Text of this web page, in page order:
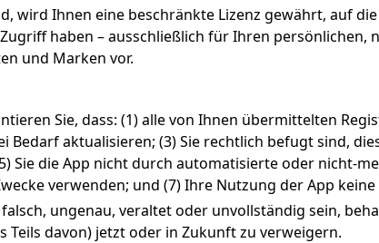
wird Ihnen eine beschränkte Lizenz gewährt, auf
haben – ausschließlich für Ihren
und Marken vor.
Sie, dass: (1) alle von Ihnen übermittelten
Bedarf aktualisieren; (3) Sie rechtlich befugt sind,
Sie die App nicht durch automatisierte oder nicht-
verwenden; und (7) Ihre Nutzung der App
ungenau, veraltet oder unvollständig sein,
davon) jetzt oder in Zukunft zu verweigern.